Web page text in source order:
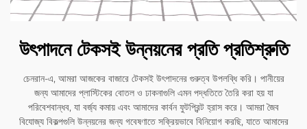
উৎপাদনে টেকসই উন্নয়নের প্রতি প্রতিশ্রুতি
চেনরান-এ, আমরা আজকের বাজারে টেকসই উৎপাদনের গুরুত্ব উপলব্ধি করি। পানীয়ের
জন্য আমাদের প্লাস্টিকের বোতল ও ঢাকনাগুলি এমন পদ্ধতিতে তৈরি করা হয় যা
পরিবেশবান্ধব, যা বর্জ্য কমায় এবং আমাদের কার্বন ফুটপ্রিন্ট হ্রাস করে। আমরা জৈব
বিযোজ্য বিকল্পগুলি উন্নয়নের জন্য গবেষণাতে সক্রিয়ভাবে বিনিয়োগ করছি, যাতে আমাদের